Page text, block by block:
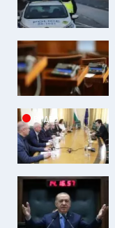
ВИДЕО